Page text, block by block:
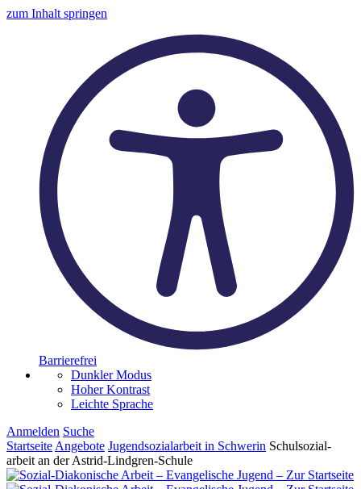
zum Inhalt springen
Barrierefrei
Dunkler Modus
Hoher Kontrast
Leichte Sprache
Anmelden Suche
Startseite Angebote Jugendsozialarbeit in Schwerin Schul­so­zi­al­
arbeit an der Astrid-Lindgren-Schule